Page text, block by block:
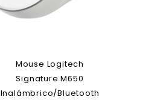
Mouse Logitech
Signature M650
Inalámbrico/Bluetooth